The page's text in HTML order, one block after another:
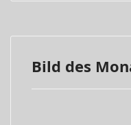
Bild des